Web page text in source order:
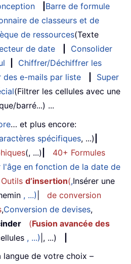
Barre de formule
de classeurs et de
de ressources(Texte
de date
Consolider
Chiffrer/Déchiffrer les
des e-mails par liste
Super
(Filtrer les cellules avec une
barré...) ...
… et plus encore:
spécifiques, ...)
(, ...)
40+ Formules
l'âge en fonction de la date de
d’insertion(,Insérer une
, ...)
de conversion
,Conversion de devises,
(Fusion avancée des
, ...) |, ...)
langue de votre choix –